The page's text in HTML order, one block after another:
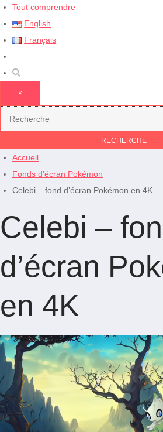
Tout comprendre
English
Français
×
Accueil
Fonds d'écran Pokémon
Celebi – fond d’écran Pokémon en 4K
Celebi –
d’écran
en 4K